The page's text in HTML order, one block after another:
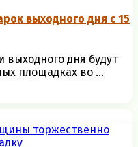
выходного дня с 15
выходного дня будут
площадках во ...